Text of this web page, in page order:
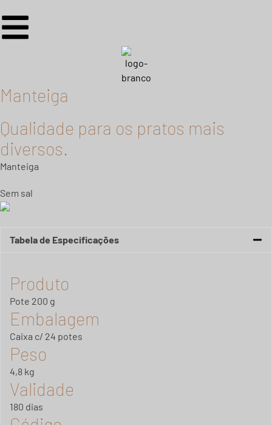
Manteiga
Qualidade para os pratos mais
diversos.
Manteiga
Sem sal
Tabela de Especificações
Produto
Pote 200 g
Embalagem
Caixa c/ 24 potes
Peso
4,8 kg
Validade
180 dias